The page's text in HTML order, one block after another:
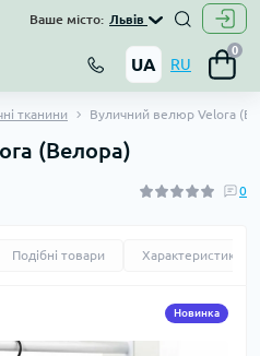
Ваше місто: Львів
UA RU
0
тканини Вуличний велюр Velora
(Велора)
0
Подібні товари Характеристики
Новинка